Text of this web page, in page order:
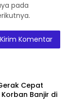
pada
Cepat
Banjir di